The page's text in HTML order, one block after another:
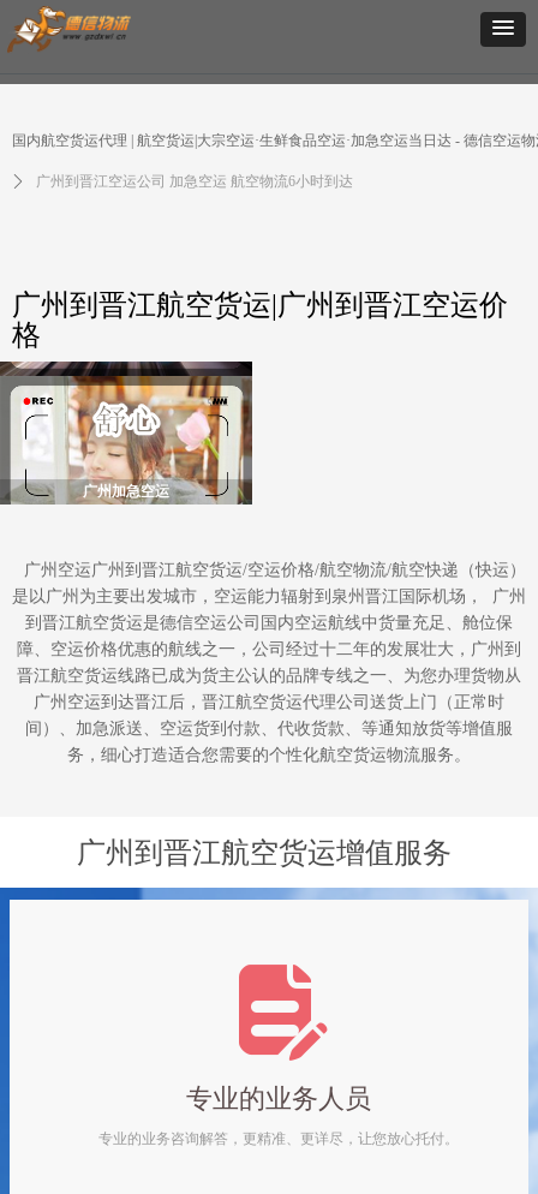
广州空运广州到晋江航空货运/空运价格/航空物流/航空快递（快运）
是以广州为主要出发城市，空运能力辐射到泉州晋江国际机场，
广州
到晋江航空货运是德信空运公司国内空运航线中货量充足、舱位保
障、空运价格优惠的航线之一，公司经过十二年的发展壮大，广州到
晋江航空货运线路已成为货主公认的品牌专线之一、为您办理货物从
广州空运到达晋江后，晋江航空货运代理公司送货上门（正常时
间）、加急派送、空运货到付款、代收货款、等通知放货等增值服
务，细心打造适合您需要的个性化航空货运物流服务。
广州到晋江航空货运|广州到晋江空运价
格
广州加急空运
国内航空货运代理 | 航空货运|大宗空运·生鲜食品空运·加急空运当日达 - 德信空运
ꄲ 广州到晋江空运公司 加急空运 航空物流6小时到达
广州到晋江航空货运增值服务
넖
专业的业务人员
专业的业务咨询解答，更精准、更详尽，让您放心托付。